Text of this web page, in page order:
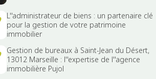
L''administrateur de biens : un partenaire clé
pour la gestion de votre patrimoine
immobilier
Gestion de bureaux à Saint-Jean du Désert,
13012 Marseille : l''expertise de l''agence
immobilière Pujol